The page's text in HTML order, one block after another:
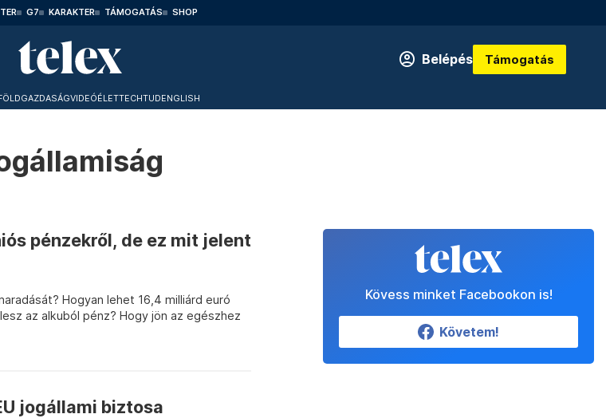
G7 KARAKTER TÁMOGATÁS SHOP
Belépés Támogatás
GAZDASÁGVIDEÓÉLETTECHTUDENGLISH
pénzekről, de ez mit jelent
Hogyan lehet 16,4 milliárd euró
az alkuból pénz? Hogy jön az egészhez
jogállami biztosa
Kövess minket Facebookon is!
Követem!